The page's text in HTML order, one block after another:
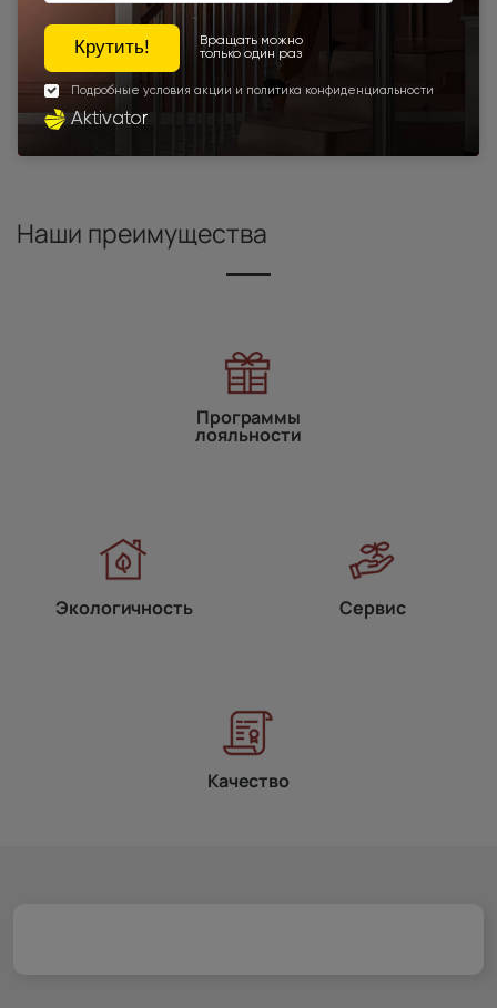
1200x2000 Шампань
Высота 190 Высота 195 Высота 205
Межкомнатные двери экошпон
Межкомнатные двери высотой 2000 мм
Для спальни
Наши преимущества
Программы
лояльности
Экологичность Сервис
Качество